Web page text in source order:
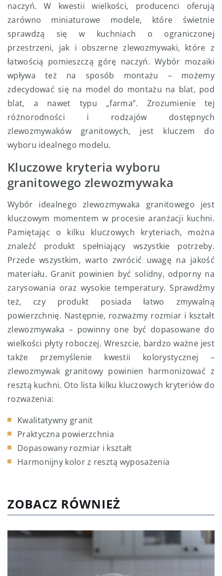
naczyń. W kwestii wielkości, producenci oferują
zarówno miniaturowe modele, które świetnie
sprawdzą się w kuchniach o ograniczonej
przestrzeni, jak i obszerne zlewozmywaki, które z
łatwością pomieszczą górę naczyń. Wybór mozaiki
wpływa też na sposób montażu – możemy
zdecydować się na model do montażu na blat, pod
blat, a nawet typu „farma”. Zrozumienie tej
różnorodności i rodzajów dostępnych
zlewozmywaków granitowych, jest kluczem do
wyboru idealnego modelu.
Kluczowe kryteria wyboru
granitowego zlewozmywaka
Wybór idealnego zlewozmywaka granitowego jest
kluczowym momentem w procesie aranżacji kuchni.
Pamiętając o kilku kluczowych kryteriach, można
znaleźć produkt spełniający wszystkie potrzeby.
Przede wszystkim, warto zwrócić uwagę na jakość
materiału. Granit powinien być solidny, odporny na
zarysowania oraz wysokie temperatury. Sprawdźmy
też, czy produkt posiada łatwo zmywalną
powierzchnię. Następnie, rozważmy rozmiar i kształt
zlewozmywaka – powinny one być dopasowane do
wielkości płyty roboczej. Wreszcie, bardzo ważne jest
także przemyślenie kwestii kolorystycznej –
zlewozmywak granitowy powinien harmonizować z
resztą kuchni. Oto lista kilku kluczowych kryteriów do
rozważenia:
Kwalitatywny granit
Praktyczna powierzchnia
Dopasowany rozmiar i kształt
Harmonijny kolor z resztą wyposażenia
ZOBACZ RÓWNIEŻ